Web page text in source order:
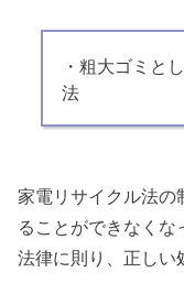
・粗大ゴミと
法
家電リサイクル法の
ることができなくな
法律に則り、正しい